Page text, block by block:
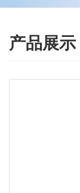
产品展示